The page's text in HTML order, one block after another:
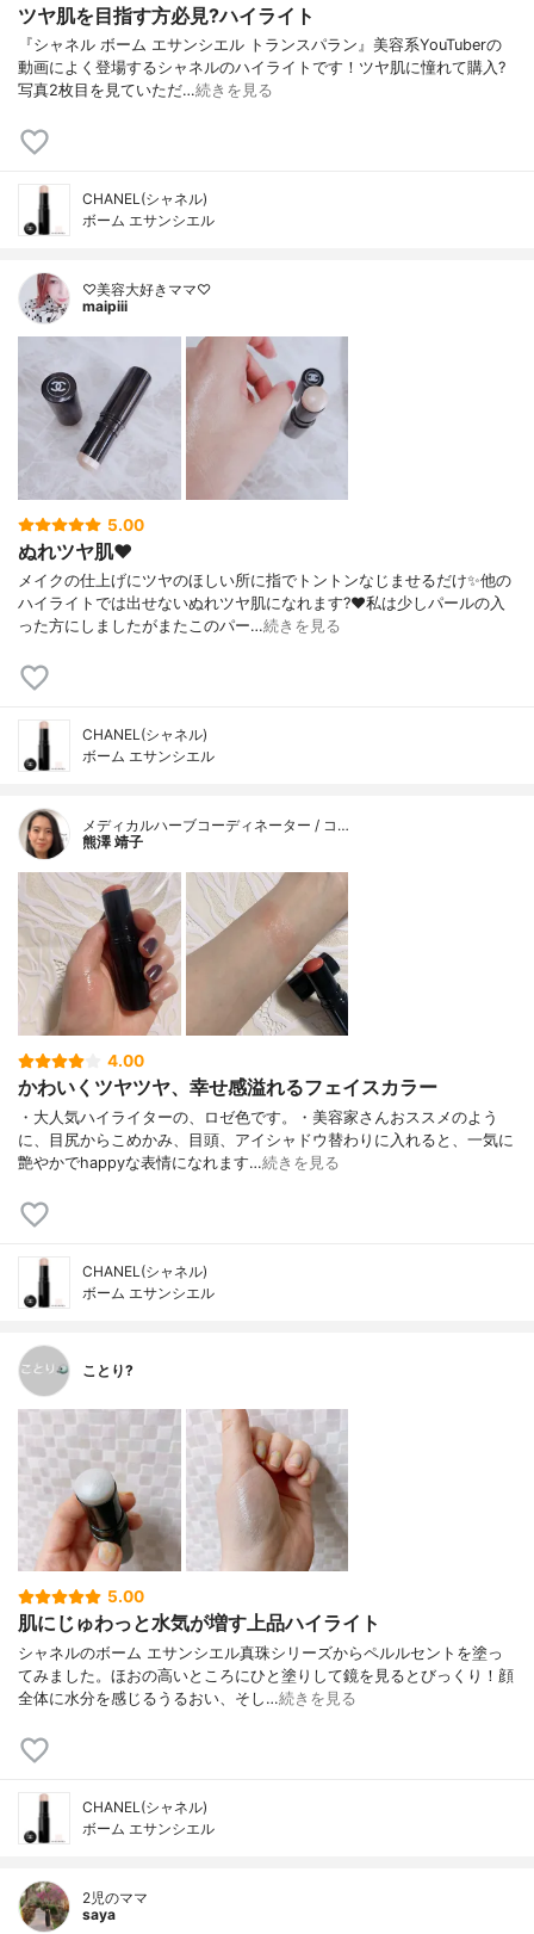
ツヤ肌を目指す方必見?ハイライト
『シャネル ボーム エサンシエル トランスパラン』美容系YouTuberの
動画によく登場するシャネルのハイライトです！ツヤ肌に憧れて購入?
写真2枚目を見ていただ…続きを見る
CHANEL(シャネル)
ボーム エサンシエル
♡美容大好きママ♡
maipiii
5.00
ぬれツヤ肌❤️
メイクの仕上げにツヤのほしい所に指でトントンなじませるだけ✨他の
ハイライトでは出せないぬれツヤ肌になれます?❤️私は少しパールの入
った方にしましたがまたこのパー…続きを見る
CHANEL(シャネル)
ボーム エサンシエル
メディカルハーブコーディネーター / コ…
熊澤 靖子
4.00
かわいくツヤツヤ、幸せ感溢れるフェイスカラー
・大人気ハイライターの、ロゼ色です。・美容家さんおススメのよう
に、目尻からこめかみ、目頭、アイシャドウ替わりに入れると、一気に
艶やかでhappyな表情になれます…続きを見る
CHANEL(シャネル)
ボーム エサンシエル
ことり?
5.00
肌にじゅわっと水気が増す上品ハイライト
シャネルのボーム エサンシエル真珠シリーズからペルルセントを塗っ
てみました。ほおの高いところにひと塗りして鏡を見るとびっくり！顔
全体に水分を感じるうるおい、そし…続きを見る
CHANEL(シャネル)
ボーム エサンシエル
2児のママ
saya